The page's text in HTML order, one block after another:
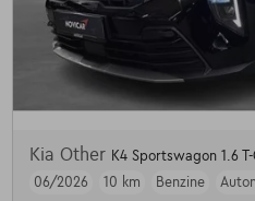
Kia Other K4 Sportswagon 1.6
06/2026
10 km Benzine